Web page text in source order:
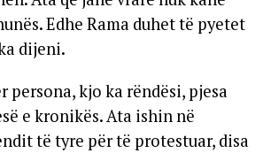
Edhe Rama duhet të pyetet
dijeni.
persona, kjo ka rëndësi, pjesa
e kronikës. Ata ishin në
të tyre për të protestuar, disa